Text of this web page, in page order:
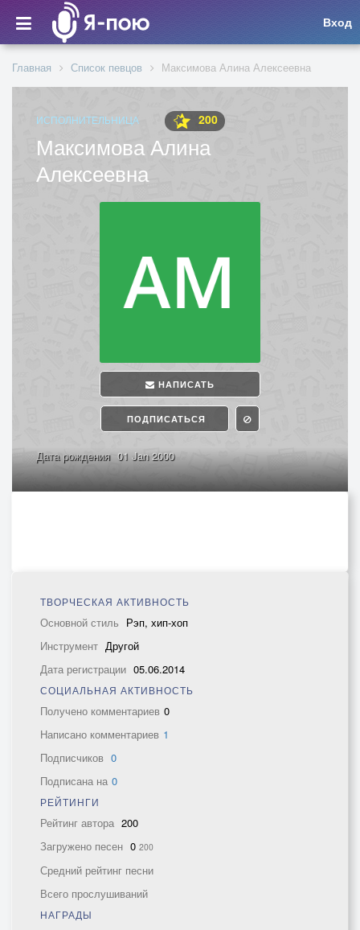
Вход
Главная Список певцов Максимова Алина Алексеевна
ИСПОЛНИТЕЛЬНИЦА 200
Максимова Алина
Алексеевна
НАПИСАТЬ
ПОДПИСАТЬСЯ
Дата рождения 01 Jan 2000
ТВОРЧЕСКАЯ АКТИВНОСТЬ
Основной стиль Рэп, хип-хоп
Инструмент Другой
Дата регистрации 05.06.2014
СОЦИАЛЬНАЯ АКТИВНОСТЬ
Получено комментариев 0
Написано комментариев 1
Подписчиков 0
Подписана на 0
РЕЙТИНГИ
Рейтинг автора 200
Загружено песен 0 200
Средний рейтинг песни
Всего прослушиваний
НАГРАДЫ